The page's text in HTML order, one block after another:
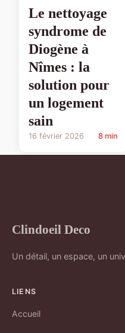
Le nettoyage
syndrome de
Diogène à
Nîmes : la
solution pour
un logement
sain
16 février 2026 8 min
Clindoeil Deco
Un détail, un espace, un
LIENS
Accueil